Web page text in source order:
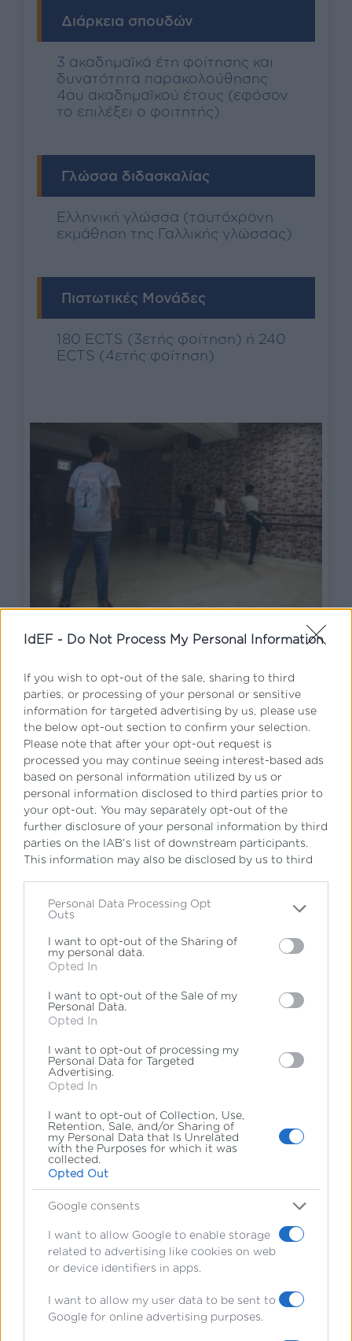
IdEF - Do Not Process My Personal Information
If you wish to opt-out of the sale, sharing to third
parties, or processing of your personal or sensitive
information for targeted advertising by us, please use
the below opt-out section to confirm your selection.
Please note that after your opt-out request is
processed you may continue seeing interest-based ads
based on personal information utilized by us or
personal information disclosed to third parties prior to
your opt-out. You may separately opt-out of the
further disclosure of your personal information by third
parties on the IAB’s list of downstream participants.
This information may also be disclosed by us to third
Please note that this website/app uses one or more
Google services and may gather and store information
including but not limited to your visit or usage
behaviour. You may click to grant or deny consent to
below specified purposes in below Google consent
section.
Personal Data Processing Opt
Outs
I want to opt-out of the Sharing of
my personal data.
Opted In
I want to opt-out of the Sale of my
Personal Data.
Opted In
I want to opt-out of processing my
Personal Data for Targeted
Advertising.
Opted In
I want to opt-out of Collection, Use,
Retention, Sale, and/or Sharing of
my Personal Data that Is Unrelated
with the Purposes for which it was
collected.
Opted Out
Google consents
I want to allow Google to enable storage
related to advertising like cookies on web
or device identifiers in apps.
I want to allow my user data to be sent to
Google for online advertising purposes.
Διάρκεια σπουδών
3 ακαδημαϊκά έτη φοίτησης και
δυνατότητα παρακολούθησης
4ου ακαδημαϊκού έτους (εφόσον
το επιλέξει ο φοιτητής)
Γλώσσα διδασκαλίας
Ελληνική γλώσσα (ταυτόχρονη
εκμάθηση της Γαλλικής γλώσσας)
Πιστωτικές Μονάδες
180 ECTS (3ετής φοίτηση) ή 240
ECTS (4ετής φοίτηση)